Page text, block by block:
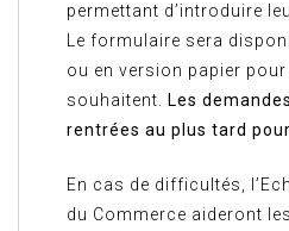
permettant d’introduire
Le formulaire sera
ou en version papier
souhaitent.
Les
rentrées au plus tard
En cas de difficultés,
du Commerce aideront